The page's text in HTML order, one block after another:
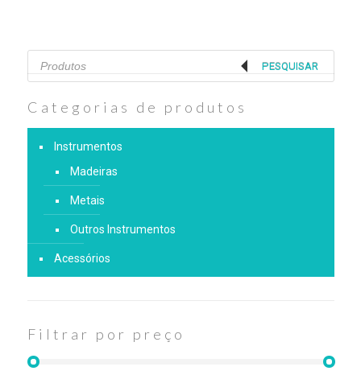
Products
search
PESQUISAR
Categorias de produtos
Instrumentos
Madeiras
Metais
Outros Instrumentos
Acessórios
Filtrar por preço